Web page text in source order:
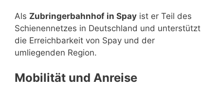
Als Zubringerbahnhof in Spay ist er Teil des
Schienennetzes in Deutschland und unterstützt
die Erreichbarkeit von Spay und der
umliegenden Region.
Mobilität und Anreise